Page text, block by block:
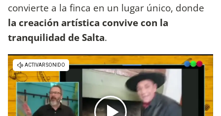
convierte a la finca en un lugar único, donde
la creación artística convive con la
tranquilidad de Salta.